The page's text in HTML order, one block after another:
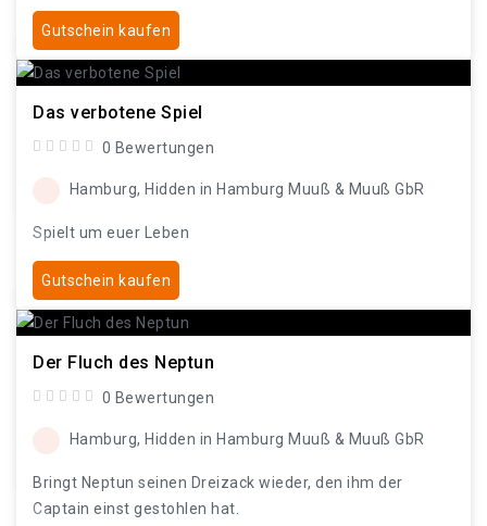
Gutschein kaufen
Das verbotene Spiel
0 Bewertungen
Hamburg, Hidden in Hamburg Muuß & Muuß GbR
Spielt um euer Leben
Gutschein kaufen
Der Fluch des Neptun
0 Bewertungen
Hamburg, Hidden in Hamburg Muuß & Muuß GbR
Bringt Neptun seinen Dreizack wieder, den ihm der
Captain einst gestohlen hat.